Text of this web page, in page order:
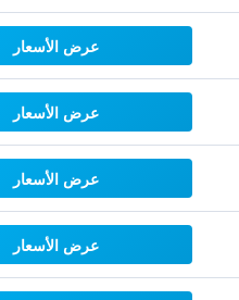
عرض الأسعار
عرض الأسعار
عرض الأسعار
عرض الأسعار